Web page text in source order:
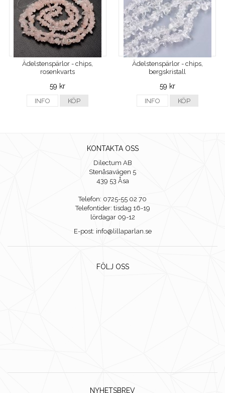
Ädelstenspärlor - chips,
rosenkvarts
59 kr
INFO KÖP
Ädelstenspärlor - chips,
bergskristall
59 kr
INFO KÖP
KONTAKTA OSS
Dilectum AB
Stenåsavägen 5
439 53 Åsa
Telefon: 0725-55 02 70
Telefontider: tisdag 16-19
lördagar 09-12
E-post: info@lillaparlan.se
FÖLJ OSS
NYHETSBREV